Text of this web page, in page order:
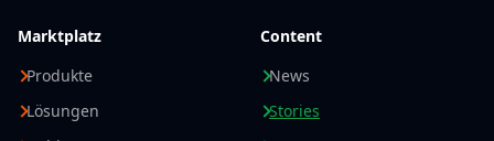
Marktplatz
Produkte
Lösungen
Content
News
Stories